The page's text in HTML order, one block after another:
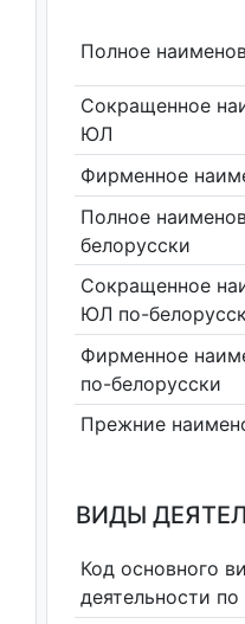
Полное
Сокращенное
ЮЛ
Фирменное
Полное
белорусски
Сокращенное
ЮЛ по-
Фирменное
по-белорусски
Прежние
ВИДЫ
Код основного
деятельности